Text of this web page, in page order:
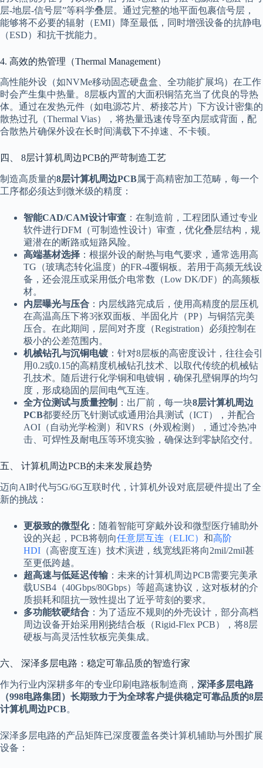
层-地层-信号层”等科学叠层。通过完整的地平面包裹信号层，
能够将不必要的辐射（EMI）降至最低，同时增强设备的抗静电
（ESD）和抗干扰能力。
4. 高效的热管理（Thermal Management）
高性能外设（如NVMe移动固态硬盘盒、全功能扩展坞）在工作
时会产生集中热量。8层板内置的大面积铜箔充当了优良的导热
体。通过在发热元件（如电源芯片、桥接芯片）下方设计密集的
散热过孔（Thermal Vias），将热量迅速传导至内层或背面，配
合散热片确保外设在长时间满载下不掉速、不卡顿。
四、 8层计算机周边PCB的严苛制造工艺
制造高质量的8层计算机周边PCB属于高精密加工范畴，每一个
工序都必须达到微米级的精度：
智能CAD/CAM设计审查 ：在制造前，工程团队通过专业
软件进行DFM（可制造性设计）审查，优化叠层结构，规
避潜在的断路或短路风险。
高端基材选择 ：根据外设的耐热与电气要求，通常选用高
TG（玻璃态转化温度）的FR-4覆铜板。若用于高频无线设
备，还会混压或采用低介电常数（Low DK/DF）的高频板
材。
内层曝光与压合 ：内层线路完成后，使用高精度的层压机
在高温高压下将3张双面板、半固化片（PP）与铜箔完美
压合。在此期间，层间对齐度（Registration）必须控制在
极小的公差范围内。
机械钻孔与沉铜电镀 ：针对8层板的高密度设计，往往会引
用0.2或0.15的高精度机械钻孔技术、以取代传统的机械钻
孔技术。随后进行化学铜和电镀铜，确保孔壁铜厚的均匀
度，形成稳固的层间电气互连。
全方位测试与质量控制 ：出厂前，每一块8层计算机周边
PCB都要经历飞针测试或通用治具测试（ICT），并配合
AOI（自动光学检测）和VRS（外观检测），通过冷热冲
击、可焊性及耐电压等环境实验，确保达到零缺陷交付。
五、 计算机周边PCB的未来发展趋势
迈向AI时代与5G/6G互联时代，计算机外设对底层硬件提出了全
新的挑战：
更极致的微型化：随着智能可穿戴外设和微型医疗辅助外
设的兴起，PCB将朝向任意层互连（ELIC） 和高阶
HDI （高密度互连）技术演进，线宽线距将向2mil/2mil甚
至更低跨越。
超高速与低延迟传输：未来的计算机周边PCB需要完美承
载USB4（40Gbps/80Gbps）等超高速协议，这对板材的介
质损耗和阻抗一致性提出了近乎苛刻的要求。
多功能软硬结合 ：为了适应不规则的外壳设计，部分高档
周边设备开始采用刚挠结合板（Rigid-Flex PCB），将8层
硬板与高灵活性软板完美集成。
六、 深泽多层电路：稳定可靠品质的智造行家
作为行业内深耕多年的专业印刷电路板制造商， 深泽多层电路
（998电路集团）长期致力于为全球客户提供稳定可靠品质的8层
计算机周边PCB。
深泽多层电路的产品矩阵已深度覆盖各类计算机辅助与外围扩展
设备：